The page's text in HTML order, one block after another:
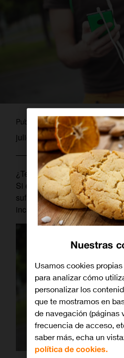
Publicado porlaura
julio 24, 2019
¿Te gustaría aumentar el
Si el volumen de tu
suficiente, te contamos cómo
incrementarlo.
Nuestras
Usamos cookies
para analizar cómo
personalizar los
que te mostramos en
de navegación (páginas
frecuencia de acceso,
saber más, echa un
política de cookies.